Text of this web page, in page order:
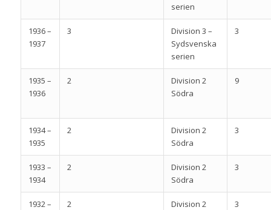
serien
1936 –
1937
3
Division 3 –
Sydsvenska
serien
3
1935 –
1936
2
Division 2
Södra
9
1934 –
1935
2
Division 2
Södra
3
1933 –
1934
2
Division 2
Södra
3
1932 –
2
Division 2
3